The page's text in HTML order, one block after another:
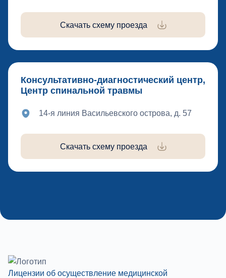
Скачать схему проезда
Консультативно-диагностический центр,
Центр спинальной травмы
14-я линия Васильевского острова, д. 57
Скачать схему проезда
Лицензии об осуществление медицинской